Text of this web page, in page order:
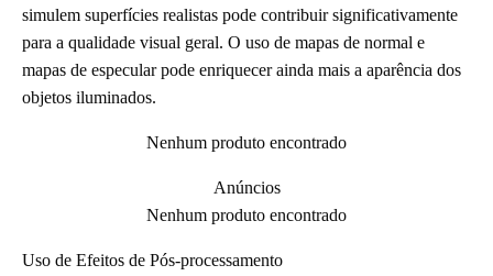
simulem superfícies realistas pode contribuir significativamente
para a qualidade visual geral. O uso de mapas de normal e
mapas de especular pode enriquecer ainda mais a aparência dos
objetos iluminados.
Nenhum produto encontrado
Anúncios
Nenhum produto encontrado
Uso de Efeitos de Pós-processamento